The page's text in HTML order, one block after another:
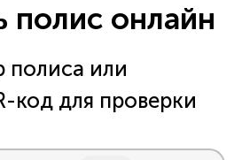
полис онлайн
полиса или
код для проверки